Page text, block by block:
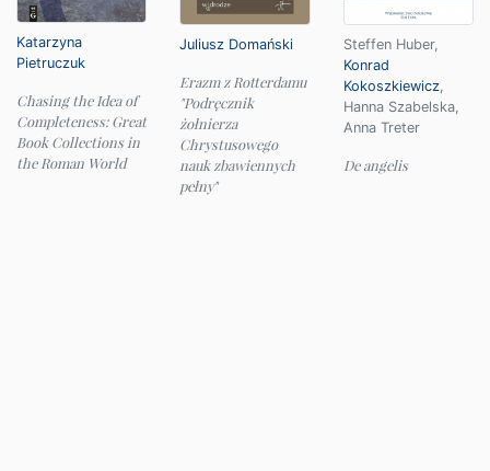
Katarzyna
Pietruczuk
Chasing the Idea of
Completeness: Great
Book Collections in
the Roman World
Juliusz Domański
Erazm z Rotterdamu
"Podręcznik
żołnierza
Chrystusowego
nauk zbawiennych
pełny"
Steffen Huber,
Konrad
Kokoszkiewicz,
Hanna Szabelska,
Anna Treter
De angelis